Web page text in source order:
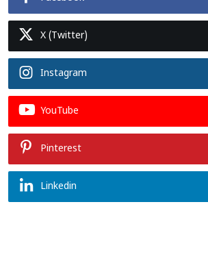
X (Twitter)
Instagram
YouTube
Pinterest
Linkedin